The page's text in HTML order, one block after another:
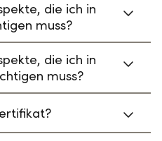
die ich in
muss?
die ich in
muss?